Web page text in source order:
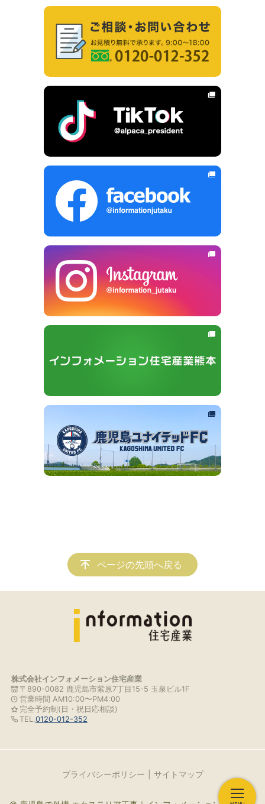
ページの先頭へ戻る
株式会社インフォメーション住宅産業
〒890-0082 鹿児島市紫原7丁目15-5 玉泉ビル1F
営業時間 AM10:00〜PM4:00
完全予約制(日・祝日応相談)
TEL.0120-012-352
プライバシーポリシー サイトマップ